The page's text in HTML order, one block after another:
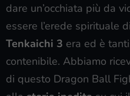
dare un’occhiata più da
essere l’erede spirituale di
Tenkaichi 3 era ed è
contenibile. Abbiamo
di questo Dragon Ball